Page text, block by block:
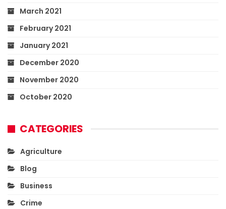
March 2021
February 2021
January 2021
December 2020
November 2020
October 2020
CATEGORIES
Agriculture
Blog
Business
Crime